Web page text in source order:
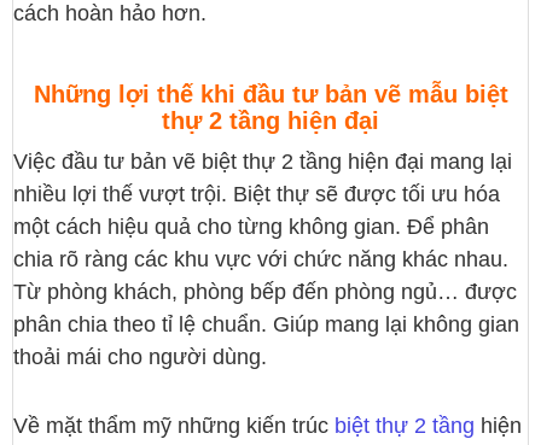
cách hoàn hảo hơn.
Những lợi thế khi đầu tư bản vẽ mẫu biệt
thự 2 tầng hiện đại
Việc đầu tư bản vẽ biệt thự 2 tầng hiện đại mang lại
nhiều lợi thế vượt trội. Biệt thự sẽ được tối ưu hóa
một cách hiệu quả cho từng không gian. Để phân
chia rõ ràng các khu vực với chức năng khác nhau.
Từ phòng khách, phòng bếp đến phòng ngủ… được
phân chia theo tỉ lệ chuẩn. Giúp mang lại không gian
thoải mái cho người dùng.
Về mặt thẩm mỹ những kiến trúc biệt thự 2 tầng hiện